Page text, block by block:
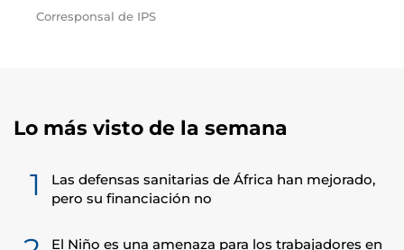
Corresponsal de IPS
Lo más visto de la semana
1
Las defensas sanitarias de África han mejorado,
pero su financiación no
El Niño es una amenaza para los trabajadores en